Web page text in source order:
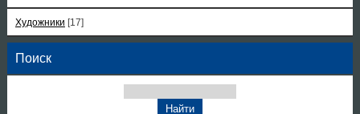
Художники [17]
Поиск